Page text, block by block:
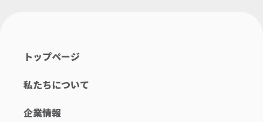
トップページ
私たちについて
企業情報